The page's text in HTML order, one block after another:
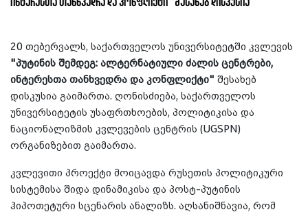
ინტერესთა თანხვედრა და კონფლიქტი" შესახებ დისკუსია
20 თებერვალს, საქართველოს უნივერსიტეტში კვლევის
"პუტინის შემდეგ: ალტერნატიული ძალის ცენტრები,
ინტერესთა თანხვედრა და კონფლიქტი" შესახებ
დისკუსია გაიმართა. ღონისძიება, საქართველოს
უნივერსიტეტის უსაფრთხოების, პოლიტიკისა და
ნაციონალიზმის კვლევების ცენტრის (UGSPN)
ორგანიზებით გაიმართა.
კვლევითი პროექტი მოიცავდა რუსეთის პოლიტიკური
სისტემისა შიდა დინამიკისა და პოსტ-პუტინის
ჰიპოთეტური სცენარის ანალიზს. აღსანიშნავია, რომ